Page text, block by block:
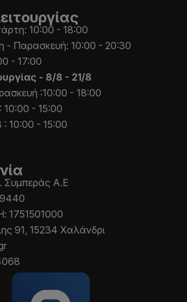
10:00 - 18:00
- Παρασκευή: 10:00 - 20:30
- 17:00
- 8/8 - 21/8
:10:00 - 18:00
- 15:00
10:00 - 15:00
Συμπεράς Α.Ε
1751501000
91, 15234 Χαλάνδρι